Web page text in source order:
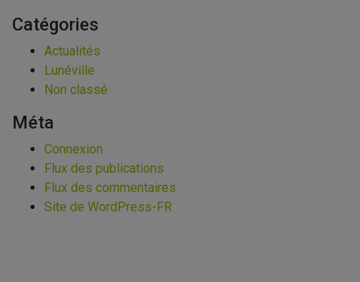
Catégories
Actualités
Lunéville
Non classé
Méta
Connexion
Flux des publications
Flux des commentaires
Site de WordPress-FR